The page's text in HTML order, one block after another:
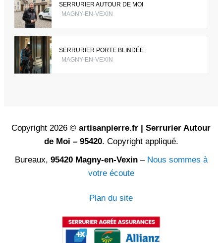
SERRURIER AUTOUR DE MOI
MAGNY-EN-VEXIN
SERRURIER PORTE BLINDÉE
MAGNY-EN-VEXIN
Copyright 2026 © artisanpierre.fr | Serrurier Autour
de Moi – 95420. Copyright appliqué.
Bureaux, 95420 Magny-en-Vexin– Nous sommes à
votre écoute
Plan du site